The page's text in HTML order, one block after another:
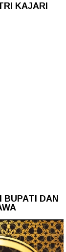
KAJARI
BUPATI DAN